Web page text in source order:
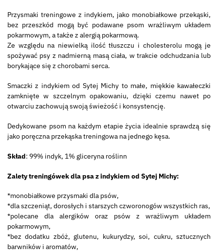
Przysmaki treningowe z indykiem, jako monobiałkowe przekąski,
bez przeszkód mogą być podawane psom wrażliwym układem
pokarmowym, a także z alergią pokarmową.
Ze względu na niewielką ilość tłuszczu i cholesterolu mogą je
spożywać psy z nadmierną masą ciała, w trakcie odchudzania lub
borykające się z chorobami serca.
Smaczki z indykiem od Sytej Michy to małe, miękkie kawałeczki
zamknięte w szczelnym opakowaniu, dzięki czemu nawet po
otwarciu zachowują swoją świeżość i konsystencję.
Dedykowane psom na każdym etapie życia idealnie sprawdzą się
jako poręczna przekąska treningowa na jednego kęsa.
Skład: 99% indyk, 1% gliceryna roślinn
Zalety treningówek dla psa z indykiem od Sytej Michy:
*monobiałkowe przysmaki dla psów,
*dla szczeniąt, dorosłych i starszych czworonogów wszystkich ras,
*polecane dla alergików oraz psów z wrażliwym układem
pokarmowym,
*bez dodatku zbóż, glutenu, kukurydzy, soi, cukru, sztucznych
barwników i aromatów,